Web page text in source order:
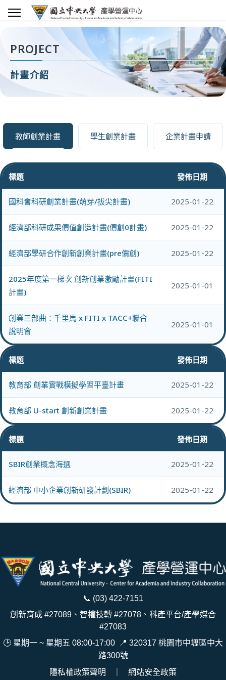
PROJECT
計畫介紹
教師創業計畫 學生創業計畫 企業計畫申請
標題 發佈日期
國科會科研創業計畫(萌芽/拔尖計畫) 2025-01-22
經濟部科研成果價值創造計畫(價創0計畫) 2025-01-22
經濟部學研合作創新創業計畫(pre價創) 2025-01-22
2025年度第一梯次 創新創業激勵計畫(FITI
計畫)
2025-01-01
創業三部曲：千里馬 x FITI x TACC+聯合
說明會
2025-01-01
標題 發佈日期
教育部 創業實戰模擬學習平臺計畫 2025-01-22
教育部 U-start 創新創業計畫 2025-01-22
標題 發佈日期
SBIR創業概念海選 2025-01-22
經濟部 中小企業創新研發計劃(SBIR) 2025-01-22
📞 (03) 422-7151
創新育成 #27089、智權技轉 #27078、科產平台/產學媒合
#27083
🕒 星期一 ~ 星期五 08:00-17:00
📍 320317 桃園市中壢區中大
路300號
隱私權政策聲明
網站安全政策